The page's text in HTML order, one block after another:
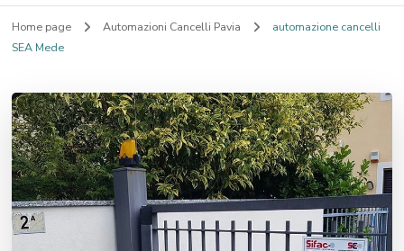
Home page Automazioni Cancelli Pavia
automazione cancelli
SEA Mede